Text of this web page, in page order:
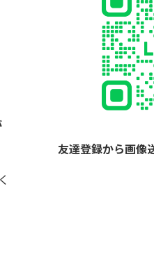
友達登録から画像